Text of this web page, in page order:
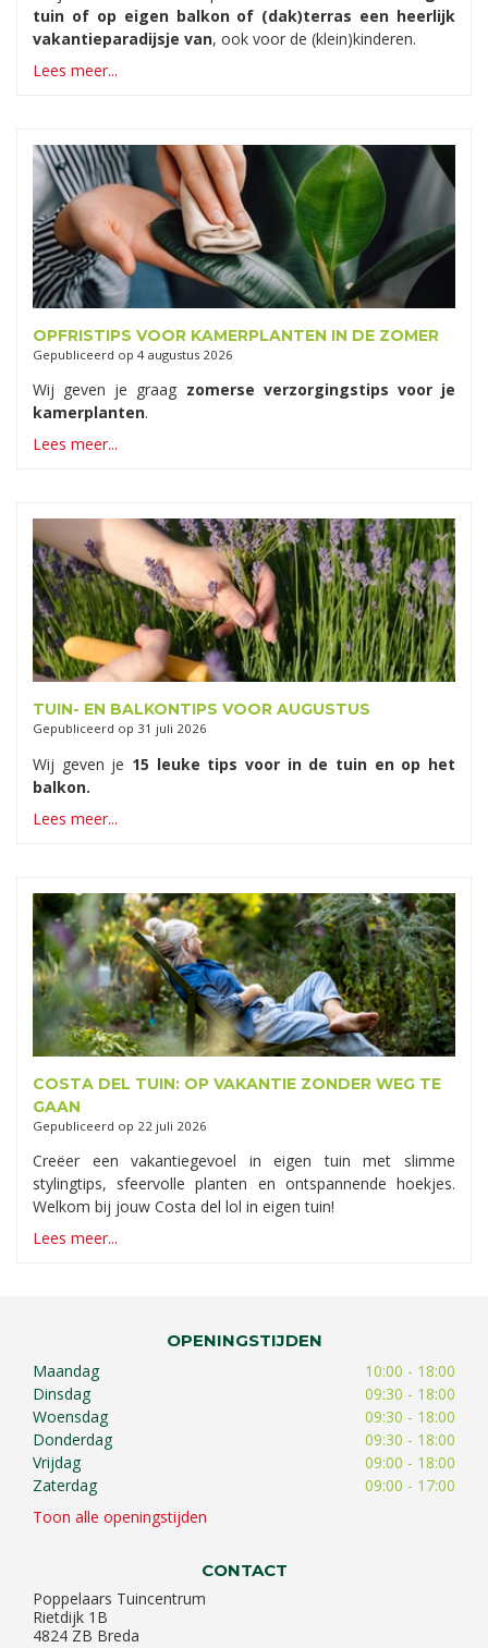
tuin of op eigen balkon of (dak)terras een heerlijk
vakantieparadijsje van, ook voor de (klein)kinderen.
Lees meer...
OPFRISTIPS VOOR KAMERPLANTEN IN DE ZOMER
Gepubliceerd op 4 augustus 2026
Wij geven je graag zomerse verzorgingstips voor je
kamerplanten.
Lees meer...
TUIN- EN BALKONTIPS VOOR AUGUSTUS
Gepubliceerd op 31 juli 2026
Wij geven je 15 leuke tips voor in de tuin en op het
balkon.
Lees meer...
COSTA DEL TUIN: OP VAKANTIE ZONDER WEG TE
GAAN
Gepubliceerd op 22 juli 2026
Creëer een vakantiegevoel in eigen tuin met slimme
stylingtips, sfeervolle planten en ontspannende hoekjes.
Welkom bij jouw Costa del lol in eigen tuin!
Lees meer...
OPENINGSTIJDEN
Maandag
10:00 - 18:00
Dinsdag
09:30 - 18:00
Woensdag
09:30 - 18:00
Donderdag
09:30 - 18:00
Vrijdag
09:00 - 18:00
Zaterdag
09:00 - 17:00
Toon alle openingstijden
CONTACT
Poppelaars Tuincentrum
Rietdijk 1B
4824 ZB Breda